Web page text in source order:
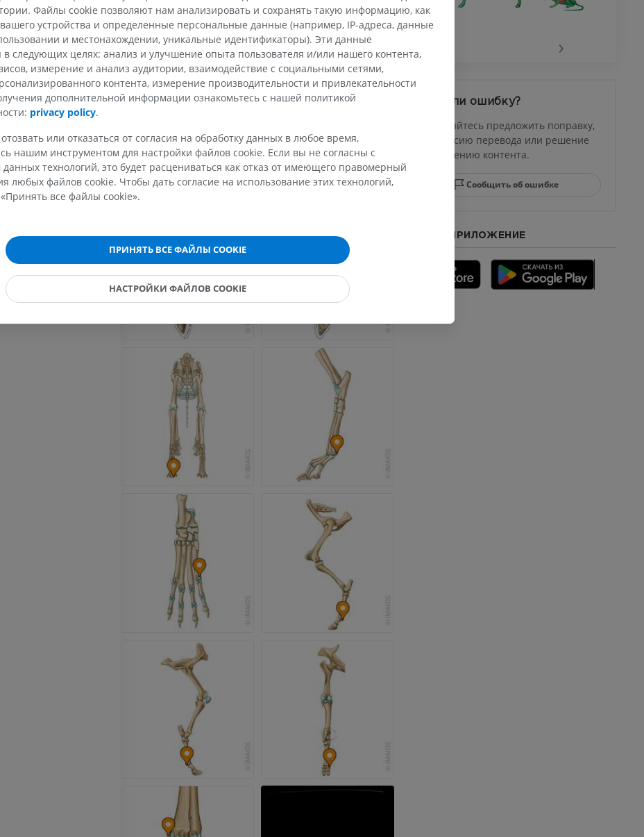
Лошадь − Палец
MPT
Horse - Finger and Hoof
Иллюстрации
ПРЕМИУМ
ПРЕМИУМ
Лошадь — Зубы
›
Заметили ошибку?
Не стесняйтесь предложить поправку,
свою версию перевода или решение
по улучшению контента.
Сообщить об ошибке
СКАЧАТЬ ПРИЛОЖЕНИЕ
Файлы cookie позволяют нам анализировать и сохранять такую информацию, как
устройства и определенные персональные данные (например, IP-адреса, данные
и местонахождении, уникальные идентификаторы). Эти данные
следующих целях: анализ и улучшение опыта пользователя и/или нашего контента,
измерение и анализ аудитории, взаимодействие с социальными сетями,
контента, измерение производительности и привлекательности
дополнительной информации ознакомьтесь с нашей политикой
privacy policy.
или отказаться от согласия на обработку данных в любое время,
нашим инструментом для настройки файлов cookie. Если вы не согласны с
технологий, это будет расцениваться как отказ от имеющего правомерный
любых файлов cookie. Чтобы дать согласие на использование этих технологий,
все файлы cookie».
ПРИНЯТЬ ВСЕ ФАЙЛЫ COOKIE
НАСТРОЙКИ ФАЙЛОВ COOKIE